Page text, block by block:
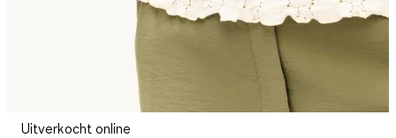
Uitverkocht online